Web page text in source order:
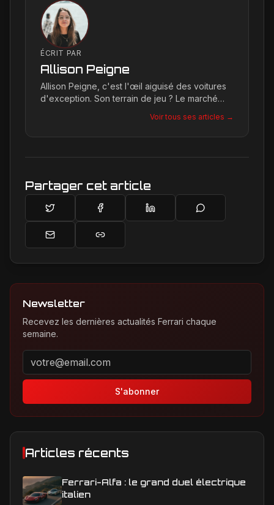
ÉCRIT PAR
Allison Peigne
Allison Peigne, c'est l'œil aiguisé des voitures
d'exception. Son terrain de jeu ? Le marché
une passion contagieuse les dernières
créations, notamment chez Ferrari, sa marque
Voir tous ses articles →
Partager cet article
Newsletter
Recevez les dernières actualités Ferrari chaque
semaine.
Adresse email pour la newsletter
S'abonner
Articles récents
Ferrari-Alfa : le grand duel électrique
italien